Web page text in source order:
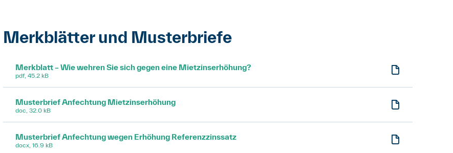
Merkblätter und Musterbriefe
Merkblatt – Wie wehren Sie sich gegen eine Mietzinserhöhung?
pdf, 45.2 kB
Musterbrief Anfechtung Mietzinserhöhung
doc, 32.0 kB
Musterbrief Anfechtung wegen Erhöhung Referenzzinssatz
docx, 16.9 kB